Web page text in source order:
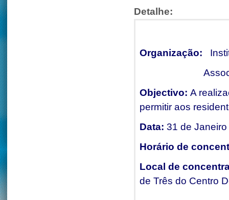
Detalhe:
Organização:
Objectivo: A
permitir aos
Data: 31 de
Horário de
Local de
de Três do Centro